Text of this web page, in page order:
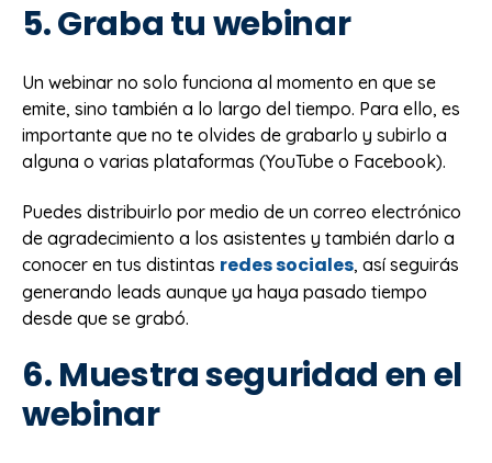
5. Graba tu webinar
Un webinar no solo funciona al momento en que se
emite, sino también a lo largo del tiempo. Para ello, es
importante que no te olvides de grabarlo y subirlo a
alguna o varias plataformas (YouTube o Facebook).
Puedes distribuirlo por medio de un correo electrónico
de agradecimiento a los asistentes y también darlo a
conocer en tus distintas redes sociales, así seguirás
generando leads aunque ya haya pasado tiempo
desde que se grabó.
6. Muestra seguridad en el
webinar